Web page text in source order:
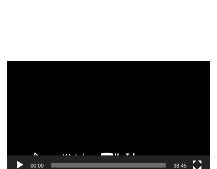
00:00 38:45